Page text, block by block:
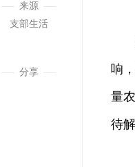
来源
支部生活
分享
让
响
量
待